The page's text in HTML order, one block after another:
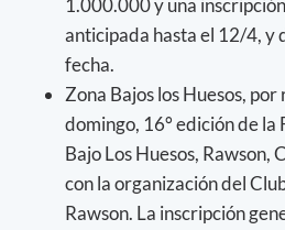
1.000.000 y una
anticipada hasta el 12/4, y
fecha.
Zona Bajos los Huesos,
domingo, 16° edición de la
Bajo Los Huesos, Rawson,
con la organización del
Rawson. La inscripción